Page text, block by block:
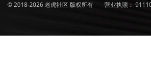
© 2018-2026 老虎社区 版权所有
营业执照：